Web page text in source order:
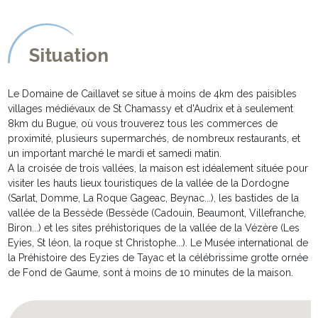
fenêtre ouvrant sur la terrasse.
* Ces deux chambres se partagent une salle d’eau avec cabine de
douche, lavabo et toilette.
espace nuit situé au premier étage de la maison. Le grand palier,
élégamment meublé de meubles antiques, dessert tour à tour :
* Une troisième chambre avec deux lits simples (90cmx200cm),
chevets et grande armoire/penderie de rangement.
* Une quatrième chambre , également meublée de deux lits
simples (90cmx200cm) pouvant être rapproché pour former un
grand lit double (180cmx200cm), chevets, grande
armoire/penderie de rangement et superbe commode à tiroirs.
* En enfilade se situe la cinquième chambre de la maison.
Particulièrement spacieuse elle offre un grand lit double en
180cmx200cm, deux chevets, une penderie de rangement et une
superbe commode à tiroirs style empire.
Une petite passerelle en bois relie cette chambre à la chambre
* Une grande salle de bain familiale avec baignoire, et meuble
Situation
Le Domaine de Caillavet se situe à moins de 4km des paisibles
villages médiévaux de St Chamassy et d'Audrix et à seulement
8km du Bugue, où vous trouverez tous les commerces de
proximité, plusieurs supermarchés, de nombreux restaurants, et
un important marché le mardi et samedi matin.
A la croisée de trois vallées, la maison est idéalement située pour
visiter les hauts lieux touristiques de la vallée de la Dordogne
(Sarlat, Domme, La Roque Gageac, Beynac...), les bastides de la
vallée de la Bessède (Bessède (Cadouin, Beaumont, Villefranche,
Biron...) et les sites préhistoriques de la vallée de la Vézère (Les
Eyies, St léon, la roque st Christophe...). Le Musée international de
la Préhistoire des Eyzies de Tayac et la célébrissime grotte ornée
de Fond de Gaume, sont à moins de 10 minutes de la maison.